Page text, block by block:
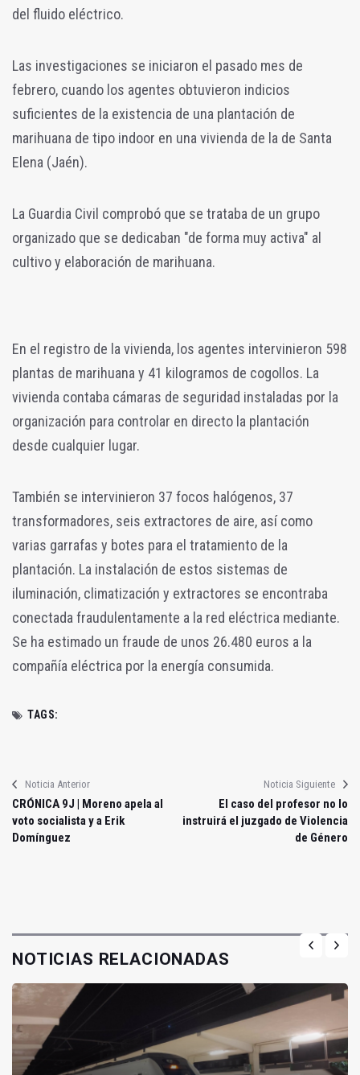
del fluido eléctrico.
Las investigaciones se iniciaron el pasado mes de
febrero, cuando los agentes obtuvieron indicios
suficientes de la existencia de una plantación de
marihuana de tipo indoor en una vivienda de la de Santa
Elena (Jaén).
La Guardia Civil comprobó que se trataba de un grupo
organizado que se dedicaban "de forma muy activa" al
cultivo y elaboración de marihuana.
En el registro de la vivienda, los agentes intervinieron 598
plantas de marihuana y 41 kilogramos de cogollos. La
vivienda contaba cámaras de seguridad instaladas por la
organización para controlar en directo la plantación
desde cualquier lugar.
También se intervinieron 37 focos halógenos, 37
transformadores, seis extractores de aire, así como
varias garrafas y botes para el tratamiento de la
plantación. La instalación de estos sistemas de
iluminación, climatización y extractores se encontraba
conectada fraudulentamente a la red eléctrica mediante.
Se ha estimado un fraude de unos 26.480 euros a la
compañía eléctrica por la energía consumida.
TAGS:
Noticia Anterior
CRÓNICA 9J | Moreno apela al
voto socialista y a Erik
Domínguez
Noticia Siguiente
El caso del profesor no lo
instruirá el juzgado de Violencia
de Género
NOTICIAS RELACIONADAS